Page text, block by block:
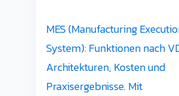
MES (Manufacturing
System): Funktionen nach
Architekturen, Kosten und
Praxisergebnisse. Mit